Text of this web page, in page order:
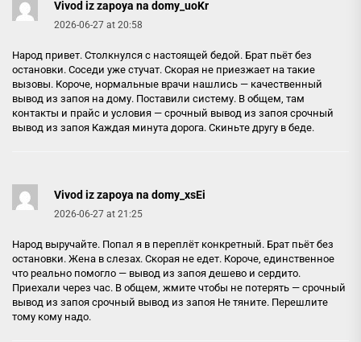
Vivod iz zapoya na domy_uoKr
2026-06-27 at 20:58
Народ привет. Столкнулся с настоящей бедой. Брат пьёт без
остановки. Соседи уже стучат. Скорая не приезжает на такие
вызовы. Короче, нормальные врачи нашлись — качественный
вывод из запоя на дому. Поставили систему. В общем, там
контакты и прайс и условия — срочный вывод из запоя срочный
вывод из запоя Каждая минута дорога. Скиньте другу в беде.
Vivod iz zapoya na domy_xsEi
2026-06-27 at 21:25
Народ выручайте. Попал я в переплёт конкретный. Брат пьёт без
остановки. Жена в слезах. Скорая не едет. Короче, единственное
что реально помогло — вывод из запоя дешево и сердито.
Приехали через час. В общем, жмите чтобы не потерять — срочный
вывод из запоя срочный вывод из запоя Не тяните. Перешлите
тому кому надо.